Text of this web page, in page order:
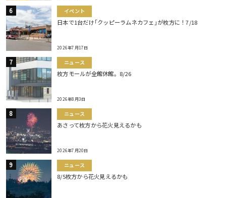
イベント
日本で1台だけ｢クッピーラムネカフェ｣が枚方に！7/18
2026年7月17日
ニュース
枚方モールが全館休館。8/26
2026年8月3日
ニュース
あさって枚方から花火見えるかも
2026年7月20日
ニュース
8/5枚方から花火見えるかも